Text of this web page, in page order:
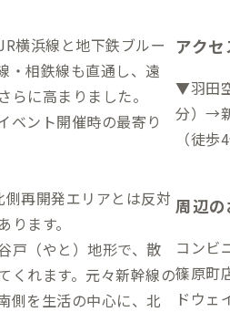
横浜線と地下鉄ブルー
・相鉄線も直通し、遠
に高まりました。
ベント開催時の最寄り
再開発エリアとは反対
ます。
戸（やと）地形で、散
くれます。元々新幹線の
側を生活の中心に、北
アク
▼羽田
分）→
（徒
周辺
コンビ
篠原町店：徒歩6分 スーパー
ドウェ